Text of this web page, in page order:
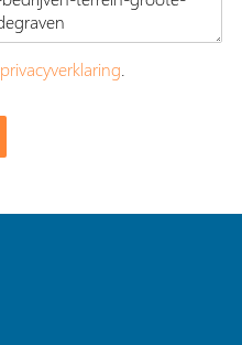
privacyverklaring